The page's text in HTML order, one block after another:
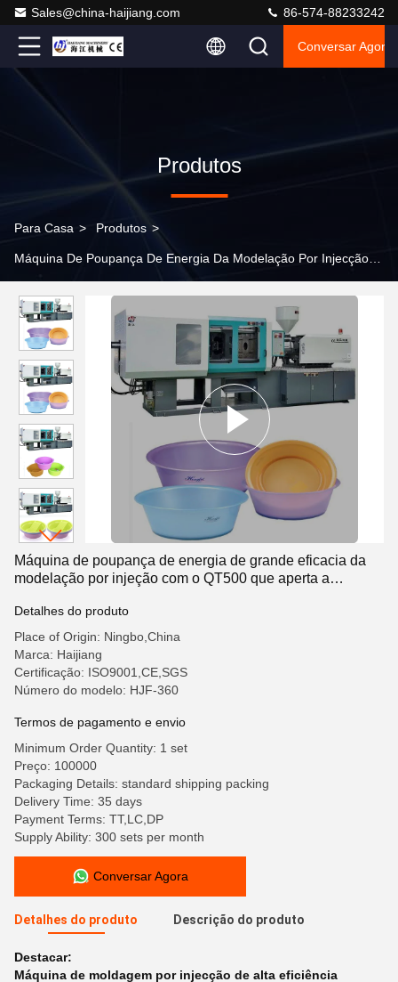
Sales@china-haijiang.com 86-574-88233242
Conversar Agora
Produtos
Para Casa > Produtos >
Máquina De Poupança De Energia Da Modelação Por Injecção
modelação por injeção com o QT500 que aperta a unidade & o
sistema de lubrificação automático
Máquina de poupança de energia de grande eficacia da
modelação por injeção com o QT500 que aperta a
Detalhes do produto
Place of Origin: Ningbo,China
Marca: Haijiang
Certificação: ISO9001,CE,SGS
Número do modelo: HJF-360
Termos de pagamento e envio
Minimum Order Quantity: 1 set
Preço: 100000
Packaging Details: standard shipping packing
Delivery Time: 35 days
Payment Terms: TT,LC,DP
Supply Ability: 300 sets per month
Conversar Agora
Detalhes do produto Descrição do produto
Destacar:
Máquina de moldagem por injecção de alta eficiência